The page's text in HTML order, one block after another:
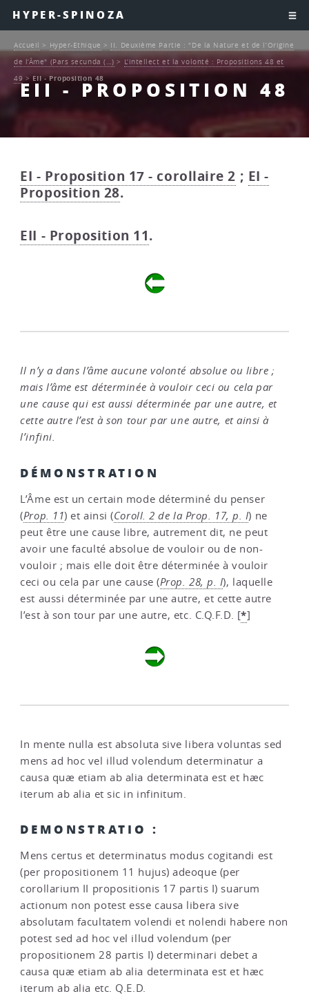
HYPER-SPINOZA
EII - PROPOSITION 48
Accueil > Hyper-Ethique > II. Deuxième Partie : "De la Nature et de l’Origine
de l’Âme" (Pars secunda (…) > L’intellect et la volonté : Propositions 48 et
49 >EII - Proposition 48
EI - Proposition 17 - corollaire 2 ; EI -
Proposition 28.
EII - Proposition 11.
Il n’y a dans l’âme aucune volonté absolue ou libre ;
mais l’âme est déterminée à vouloir ceci ou cela par
une cause qui est aussi déterminée par une autre, et
cette autre l’est à son tour par une autre, et ainsi à
l’infini.
DÉMONSTRATION
L’Âme est un certain mode déterminé du penser
(Prop. 11) et ainsi (Coroll. 2 de la Prop. 17, p. I) ne
peut être une cause libre, autrement dit, ne peut
avoir une faculté absolue de vouloir ou de non-
vouloir ; mais elle doit être déterminée à vouloir
ceci ou cela par une cause (Prop. 28, p. I), laquelle
est aussi déterminée par une autre, et cette autre
l’est à son tour par une autre, etc. C.Q.F.D. [*]
In mente nulla est absoluta sive libera voluntas sed
mens ad hoc vel illud volendum determinatur a
causa quæ etiam ab alia determinata est et hæc
iterum ab alia et sic in infinitum.
DEMONSTRATIO :
Mens certus et determinatus modus cogitandi est
(per propositionem 11 hujus) adeoque (per
corollarium II propositionis 17 partis I) suarum
actionum non potest esse causa libera sive
absolutam facultatem volendi et nolendi habere non
potest sed ad hoc vel illud volendum (per
propositionem 28 partis I) determinari debet a
causa quæ etiam ab alia determinata est et hæc
iterum ab alia etc. Q.E.D.